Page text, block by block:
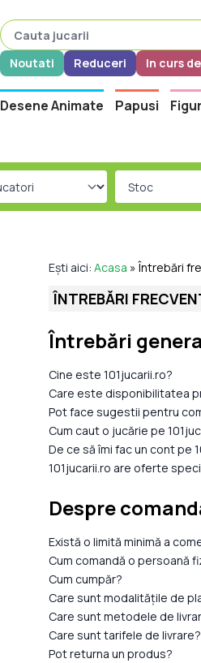
Noutati Reduceri In curs
Desene Animate Papusi
Ești aici:Acasa »Întrebări
ÎNTREBĂRI
Întrebări
Cine este 101jucarii.ro?
Care este disponibilitatea
Pot face sugestii pentru
Cum caut o jucărie pe
De ce să îmi fac un cont pe
101jucarii.ro are oferte
Despre
Există o limită minimă a
Cum comandă o persoană
Cum cumpăr?
Care sunt modalitățile de
Care sunt metodele de
Care sunt tarifele de livrare?
Pot returna un produs?